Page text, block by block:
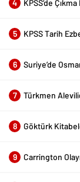
4 KPSS’de
5 KPSS Tarih
6 Suriye’de
7 Türkmen
8 Göktürk
9 Carrington